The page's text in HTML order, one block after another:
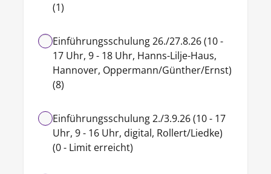
(1)
Einführungsschulung 26./27.8.26 (10 -
17 Uhr, 9 - 18 Uhr, Hanns-Lilje-Haus,
Hannover, Oppermann/Günther/Ernst)
(8)
Einführungsschulung 2./3.9.26 (10 - 17
Uhr, 9 - 16 Uhr, digital, Rollert/Liedke)
(0 - Limit erreicht)